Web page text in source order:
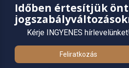
Időben értesítjük
Kérje INGYENES
Feliratkozás